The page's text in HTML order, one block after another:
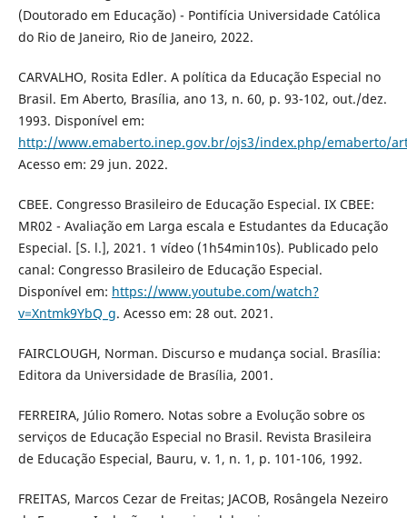
(Doutorado em Educação) - Pontifícia Universidade Católica
do Rio de Janeiro, Rio de Janeiro, 2022.
CARVALHO, Rosita Edler. A política da Educação Especial no
Brasil. Em Aberto, Brasília, ano 13, n. 60, p. 93-102, out./dez.
1993. Disponível em:
http://www.emaberto.inep.gov.br/ojs3/index.php/emaberto/
Acesso em: 29 jun. 2022.
CBEE. Congresso Brasileiro de Educação Especial. IX CBEE:
MR02 - Avaliação em Larga escala e Estudantes da Educação
Especial. [S. l.], 2021. 1 vídeo (1h54min10s). Publicado pelo
canal: Congresso Brasileiro de Educação Especial.
Disponível em: https://www.youtube.com/watch?
v=Xntmk9YbQ_g. Acesso em: 28 out. 2021.
FAIRCLOUGH, Norman. Discurso e mudança social. Brasília:
Editora da Universidade de Brasília, 2001.
FERREIRA, Júlio Romero. Notas sobre a Evolução sobre os
serviços de Educação Especial no Brasil. Revista Brasileira
de Educação Especial, Bauru, v. 1, n. 1, p. 101-106, 1992.
FREITAS, Marcos Cezar de Freitas; JACOB, Rosângela Nezeiro